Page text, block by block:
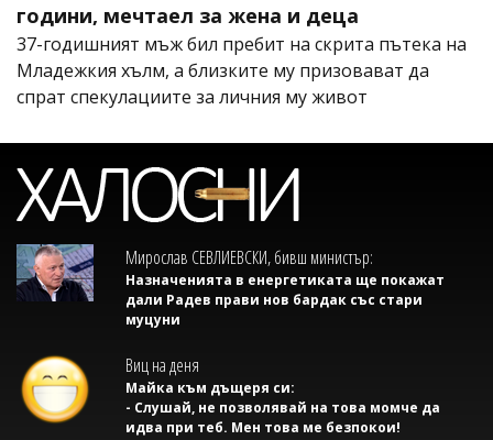
години, мечтаел за жена и деца
37-годишният мъж бил пребит на скрита пътека на
Младежкия хълм, а близките му призовават да
спрат спекулациите за личния му живот
Мирослав СЕВЛИЕВСКИ, бивш министър:
Назначенията в енергетиката ще покажат
дали Радев прави нов бардак със стари
муцуни
Виц на деня
Майка към дъщеря си:
- Слушай, не позволявай на това момче да
идва при теб. Мен това ме безпокои!